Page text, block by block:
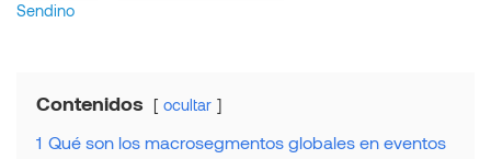
Sendino
Contenidos ocultar
1 Qué son los macrosegmentos globales en eventos